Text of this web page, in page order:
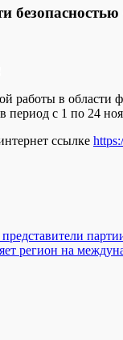
работы в
с 1 по 24
ссылке
регион на